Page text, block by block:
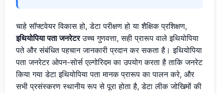
चाहे सॉफ्टवेयर विकास हो, डेटा परीक्षण हो या शैक्षिक प्रशिक्षण,
इथियोपिया पता जनरेटरउच्च गुणवत्ता, सही प्रारूप वाले इथियोपिया
पते और संबंधित पहचान जानकारी प्रदान कर सकता है। इथियोपिया
पता जनरेटर ओपन-सोर्स एल्गोरिदम का उपयोग करता है ताकि जनरेट
किया गया डेटा इथियोपिया पता मानक प्रारूप का पालन करे, और
सभी प्रसंस्करण स्थानीय रूप से पूरा होता है, डेटा लीक जोखिमों की